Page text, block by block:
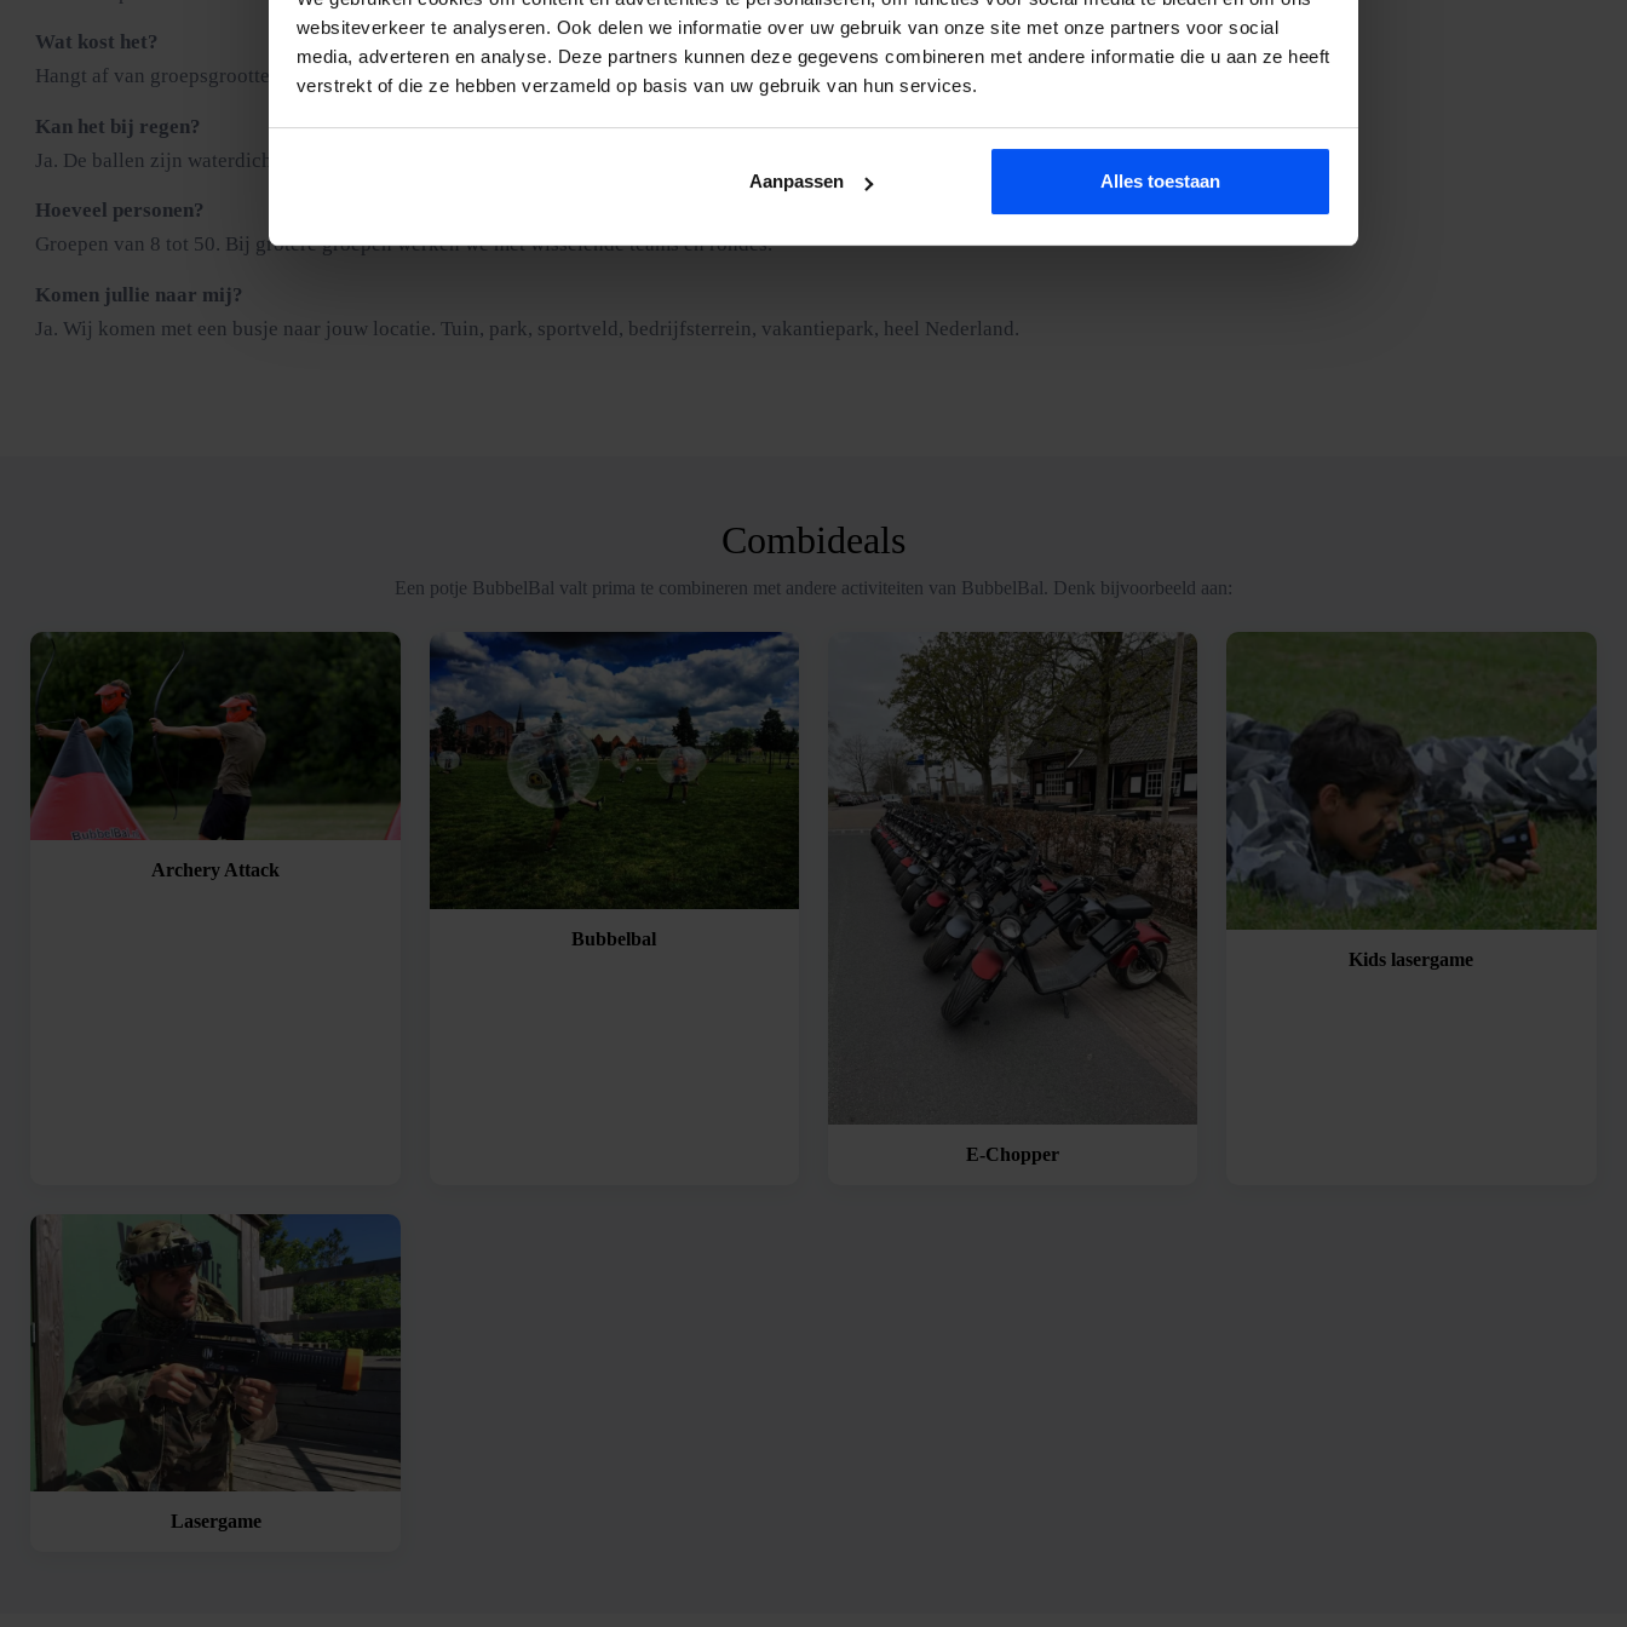
websiteverkeer te analyseren. Ook delen we informatie over uw gebruik van onze site met onze partners voor social
media, adverteren en analyse. Deze partners kunnen deze gegevens combineren met andere informatie die u aan ze heeft
verstrekt of die ze hebben verzameld op basis van uw gebruik van hun services.
Aanpassen Alles toestaan
Wat kost het?
Hangt af van groepsgrootte, duur en locatie. Neem contact op voor een offerte, je hoort binnen 24 uur.
Kan het bij regen?
Ja. De ballen zijn waterdicht en op nat gras glijdt en stuitert het zelfs extra goed. We annuleren alleen bij onweer of zware storm.
Hoeveel personen?
Groepen van 8 tot 50. Bij grotere groepen werken we met wisselende teams en rondes.
Komen jullie naar mij?
Ja. Wij komen met een busje naar jouw locatie. Tuin, park, sportveld, bedrijfsterrein, vakantiepark, heel Nederland.
Combideals
Een potje BubbelBal valt prima te combineren met andere activiteiten van BubbelBal. Denk bijvoorbeeld aan:
Archery Attack
Bubbelbal
E-Chopper
Kids lasergame
Lasergame